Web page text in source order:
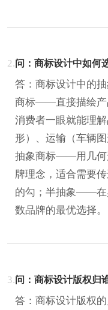
2.问：商标设计中如何
答：商标设计中的
商标——直接描绘产
消费者一眼就能理
形）、运输（车辆
抽象商标——用几何
牌理念，适合需要
的勾；半抽象——在
数品牌的最优选择。
3.问：商标设计版权归
答：商标设计版权